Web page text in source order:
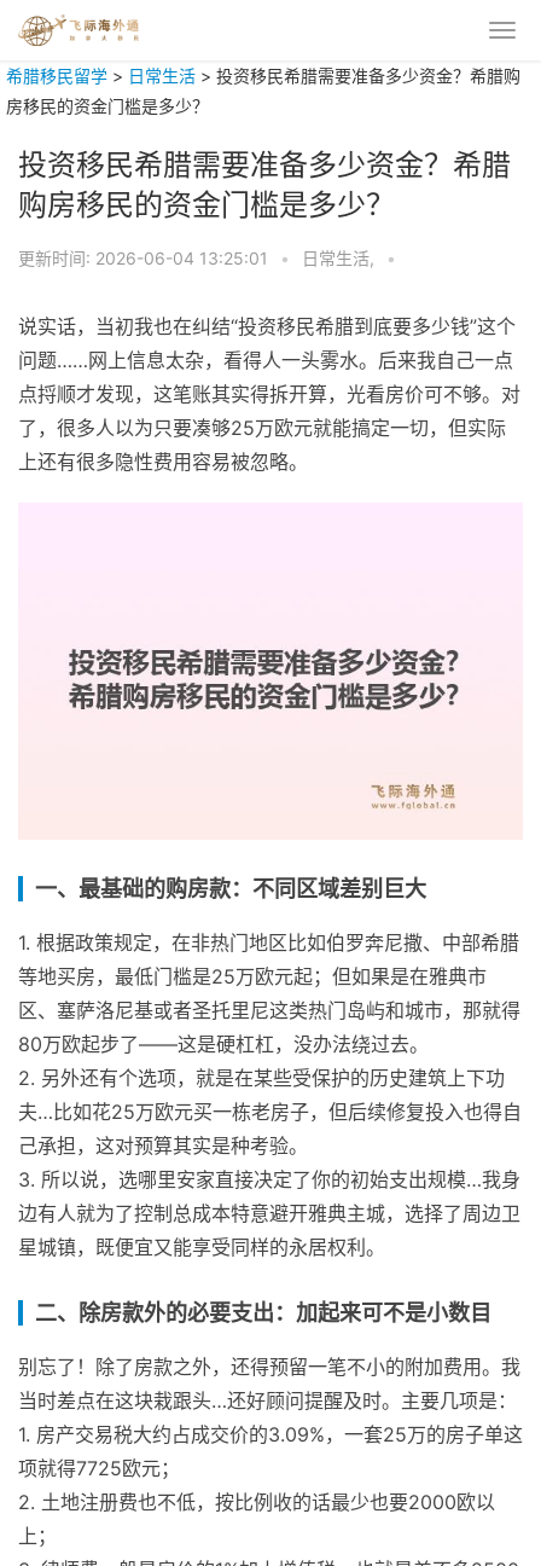
希腊移民留学 > 日常生活 > 投资移民希腊需要准备多少资金？希腊购
房移民的资金门槛是多少？
投资移民希腊需要准备多少资金？希腊
购房移民的资金门槛是多少？
更新时间: 2026-06-04 13:25:01 • 日常生活, •
说实话，当初我也在纠结“投资移民希腊到底要多少钱”这个
问题……网上信息太杂，看得人一头雾水。后来我自己一点
点捋顺才发现，这笔账其实得拆开算，光看房价可不够。对
了，很多人以为只要凑够25万欧元就能搞定一切，但实际
上还有很多隐性费用容易被忽略。
一、最基础的购房款：不同区域差别巨大
1. 根据政策规定，在非热门地区比如伯罗奔尼撒、中部希腊
等地买房，最低门槛是25万欧元起；但如果是在雅典市
区、塞萨洛尼基或者圣托里尼这类热门岛屿和城市，那就得
80万欧起步了——这是硬杠杠，没办法绕过去。
2. 另外还有个选项，就是在某些受保护的历史建筑上下功
夫…比如花25万欧元买一栋老房子，但后续修复投入也得自
己承担，这对预算其实是种考验。
3. 所以说，选哪里安家直接决定了你的初始支出规模…我身
边有人就为了控制总成本特意避开雅典主城，选择了周边卫
星城镇，既便宜又能享受同样的永居权利。
二、除房款外的必要支出：加起来可不是小数目
别忘了！除了房款之外，还得预留一笔不小的附加费用。我
当时差点在这块栽跟头…还好顾问提醒及时。主要几项是：
1. 房产交易税大约占成交价的3.09%，一套25万的房子单这
项就得7725欧元；
2. 土地注册费也不低，按比例收的话最少也要2000欧以
上；